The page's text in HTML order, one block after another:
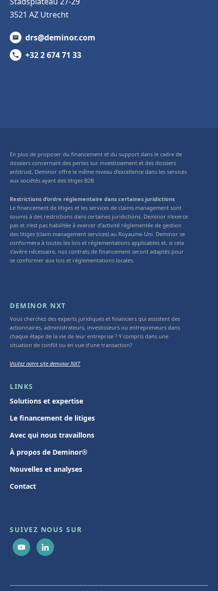
3521 AZ Utrecht
drs@deminor.com
+32 2 674 71 33
En plus de proposer du financement et du support dans le cadre de
dossiers concernant des pertes sur investissement et des dossiers
antitrust, Deminor offre le même niveau d’excellence dans les services
aux sociétés ayant des litiges B2B.
Restrictions d’ordre réglementaire dans certaines juridictions
Le financement de litiges et les services de claims management sont
soumis à des restrictions dans certaines juridictions. Deminor n’exerce
pas et n’est pas habilitée à exercer d’activité réglementée de gestion
des litiges (claim management services) au Royaume-Uni. Deminor se
conformera à toutes les lois et réglementations applicables et, si cela
s’avère nécessaire, nos contrats de financement seront adaptés pour
se conformer aux lois et réglementations locales.
DEMINOR NXT
Vous cherchez des experts juridiques et financiers qui assistent des
actionnaires, administrateurs, investisseurs ou entrepreneurs dans
chaque étape de la vie de leur entreprise ? Y compris dans une
situation de conflit ou en vue d’une transaction?
Visitez notre site deminor NXT
LINKS
Solutions et expertise
Le financement de litiges
Avec qui nous travaillons
À propos de Deminor®
Nouvelles et analyses
Contact
SUIVEZ NOUS SUR